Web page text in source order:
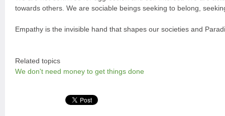
towards others. We are sociable beings seeking to belong,
Empathy is the invisible hand that shapes our societies and
Related topics
We don't need money to get things done